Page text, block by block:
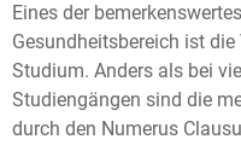
Eines der
Gesundheitsbereich ist
Studium. Anders als bei
Studiengängen sind die
durch den Numerus